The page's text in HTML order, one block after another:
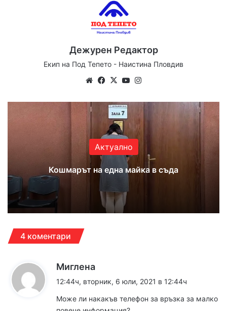
Дежурен Редактор
Екип на Под Тепето - Наистина Пловдив
We
te
Fa
bo
ok
X
Yo
ub
e
ra
Актуално
Кошмарът на една майка в съда
4 коментари
Миглена
а
12:44ч, вторник, 6 юли, 2021 в 12:44ч
Може ли накакъв телефон за връзка за малко